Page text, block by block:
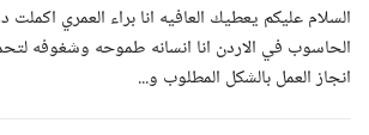
السلام عليكم يعطيك العافيه انا براء العمري
الحاسوب في الاردن انا انسانه طموحه وشغوفه
انجاز العمل بالشكل المطلوب و...